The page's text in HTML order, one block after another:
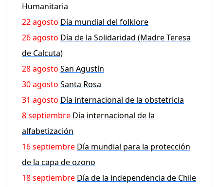
Humanitaria
22 agosto Día mundial del folklore
26 agosto Día de la Solidaridad (Madre Teresa
de Calcuta)
28 agosto San Agustín
30 agosto Santa Rosa
31 agosto Día internacional de la obstetricia
8 septiembre Día internacional de la
alfabetización
16 septiembre Día mundial para la protección
de la capa de ozono
18 septiembre Día de la independencia de Chile